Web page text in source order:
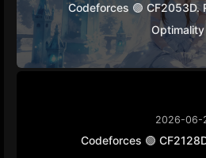
Codeforces 🟢 CF2053D.
Optimality
2026-06-
Codeforces 🟢